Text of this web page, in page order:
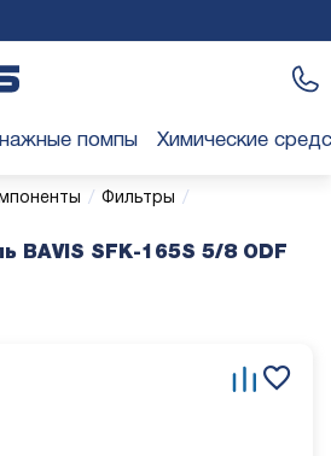
помпы Химические
/ Фильтры /
BAVIS SFK-165S 5/8 ODF